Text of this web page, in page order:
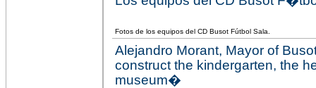
Fotos de los equipos del CD Busot Fútbol Sala.
Alejandro Morant, Mayor of
construct the kindergarten, the
museum�